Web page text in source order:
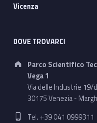
Vicenza
DOVE TROVARCI
Address:
Parco Scientifico
Vega 1
Via delle Industrie 19/d
30175 Venezia -
Phone number:
Tel. +39 041 0999311